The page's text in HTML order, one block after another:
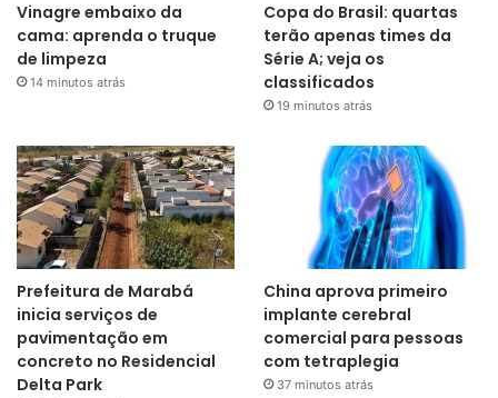
Vinagre embaixo da
cama: aprenda o truque
de limpeza
14 minutos atrás
Copa do Brasil: quartas
terão apenas times da
Série A; veja os
classificados
19 minutos atrás
Prefeitura de Marabá
inicia serviços de
pavimentação em
concreto no Residencial
Delta Park
China aprova primeiro
implante cerebral
comercial para pessoas
com tetraplegia
37 minutos atrás